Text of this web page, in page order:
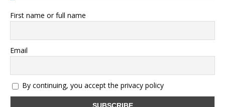
First name or full name
Email
By continuing, you accept the privacy policy